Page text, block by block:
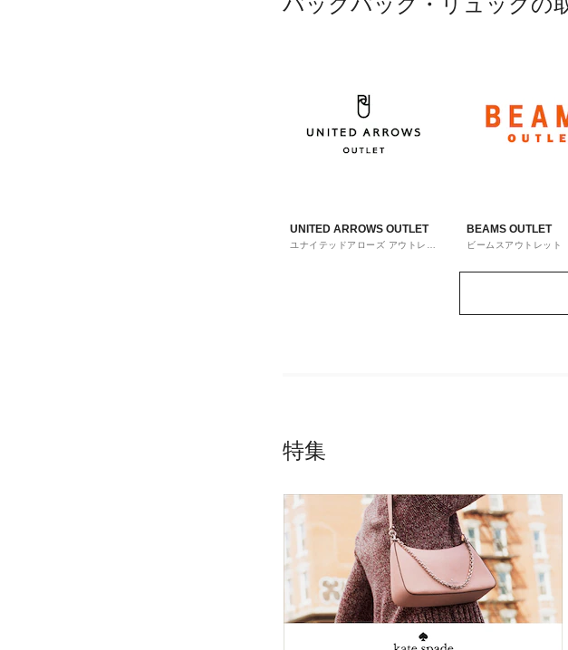
UNITED ARROWS OUTLET
ユナイテッドアローズ アウトレッ
BEAMS OUTLET
ビームスアウトレット
特集